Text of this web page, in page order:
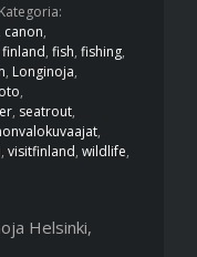
Kategoria:
canon,
finland, fish, fishing,
, Longinoja,
,
, seatrout,
,
, visitfinland, wildlife,
Helsinki,